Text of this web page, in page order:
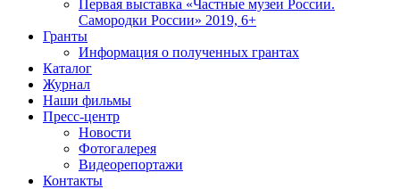
Первая выставка «Частные музеи России.
Самородки России» 2019, 6+
Гранты
Информация о полученных грантах
Каталог
Журнал
Наши фильмы
Пресс-центр
Новости
Фотогалерея
Видеорепортажи
Контакты